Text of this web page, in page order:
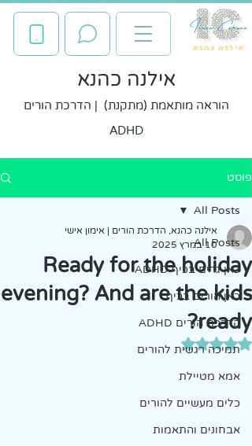
אילנה כהנא
הוראה מותאמת (מתקנת) | הדרכת הורים
ADHD
פוסט
All Posts
כאן גרים בכיף ADHD
כאן הורים בכיף
הדרכת הורים ADHD
תמיכה רגשית להורים
אמא מטיילת
כלים מעשיים להורים
אבחונים והתאמות
All Posts
Ready for the holiday
evening? And are the kids
ready?
אילנה כהנא, הדרכת הורים | אימון אישי
10 במרץ 2025
דירוג של NaN מתוך 5 כוכבים